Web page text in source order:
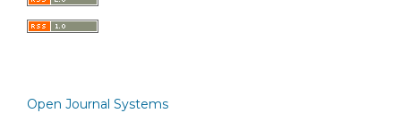
Open Journal Systems